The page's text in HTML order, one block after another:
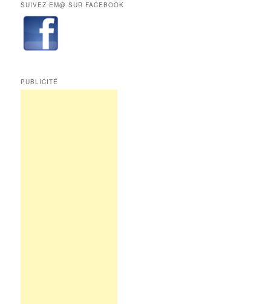
de
Edition
Multimédi@
SUIVEZ EM@ SUR FACEBOOK
PUBLICITÉ